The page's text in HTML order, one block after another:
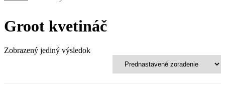
Groot kvetináč
Zobrazený jediný výsledok